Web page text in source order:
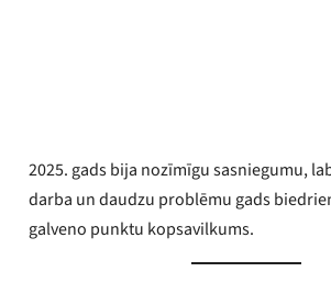
2025. gads bija nozīmīgu sasniegumu,
darba un daudzu problēmu gads
galveno punktu kopsavilkums.